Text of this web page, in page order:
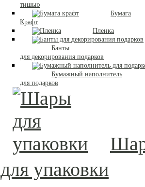
тишью
Бумага
Крафт
Пленка
Банты
для декорирования подарков
Бумажный наполнитель
для подарков
для упаковки